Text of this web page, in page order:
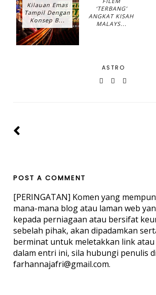
Kilauan Emas
Tampil Dengan
Konsep B...
‘TERBANG’
ANGKAT KISAH
MALAYS...
ASTRO
POST A COMMENT
[PERINGATAN] Komen yang
mana-mana blog atau laman web
kepada perniagaan atau bersifat
sebelah pihak, akan dipadamkan
berminat untuk meletakkan link
dalam entri ini, sila hubungi penulis di
farhannajafri@gmail.com.